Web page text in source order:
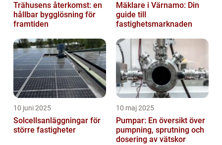
Trähusens återkomst: en
hållbar bygglösning för
framtiden
Mäklare i Värnamo: Din
guide till
fastighetsmarknaden
10 juni 2025
Solcellsanläggningar för
större fastigheter
10 maj 2025
Pumpar: En översikt över
pumpning, sprutning och
dosering av vätskor